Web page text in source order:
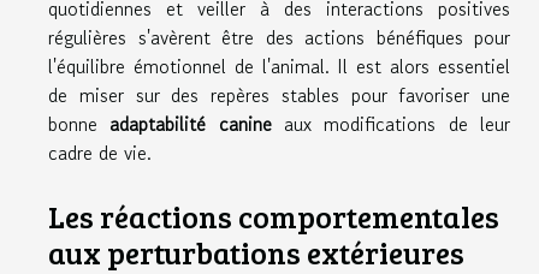
quotidiennes et veiller à des interactions positives
régulières s'avèrent être des actions bénéfiques pour
l'équilibre émotionnel de l'animal. Il est alors essentiel
de miser sur des repères stables pour favoriser une
bonne adaptabilité canineaux modifications de leur
cadre de vie.
Les réactions comportementales
aux perturbations extérieures